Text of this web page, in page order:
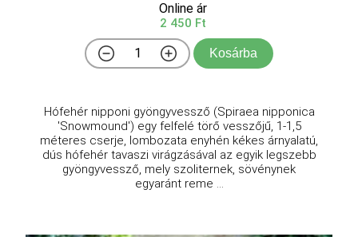
Online ár
2 450 Ft
Kosárba
Hófehér nipponi gyöngyvessző (Spiraea nipponica
'Snowmound') egy felfelé törő vesszőjű, 1-1,5
méteres cserje, lombozata enyhén kékes árnyalatú,
dús hófehér tavaszi virágzásával az egyik legszebb
gyöngyvessző, mely szoliternek, sövénynek
egyaránt reme ...